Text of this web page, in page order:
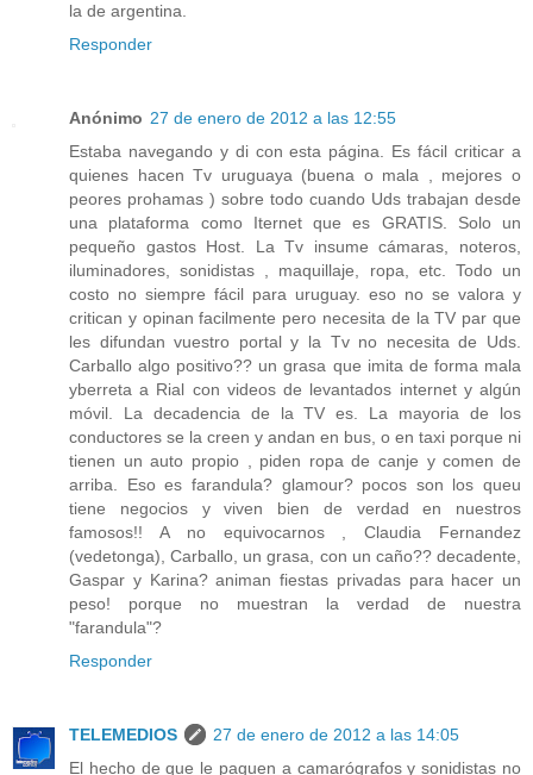
la de argentina.
Responder
Anónimo 27 de enero de 2012 a las 12:55
Estaba navegando y di con esta página. Es fácil criticar a
quienes hacen Tv uruguaya (buena o mala , mejores o
peores prohamas ) sobre todo cuando Uds trabajan desde
una plataforma como Iternet que es GRATIS. Solo un
pequeño gastos Host. La Tv insume cámaras, noteros,
iluminadores, sonidistas , maquillaje, ropa, etc. Todo un
costo no siempre fácil para uruguay. eso no se valora y
critican y opinan facilmente pero necesita de la TV par que
les difundan vuestro portal y la Tv no necesita de Uds.
Carballo algo positivo?? un grasa que imita de forma mala
yberreta a Rial con videos de levantados internet y algún
móvil. La decadencia de la TV es. La mayoria de los
conductores se la creen y andan en bus, o en taxi porque ni
tienen un auto propio , piden ropa de canje y comen de
arriba. Eso es farandula? glamour? pocos son los queu
tiene negocios y viven bien de verdad en nuestros
famosos!! A no equivocarnos , Claudia Fernandez
(vedetonga), Carballo, un grasa, con un caño?? decadente,
Gaspar y Karina? animan fiestas privadas para hacer un
peso! porque no muestran la verdad de nuestra
"farandula"?
Responder
TELEMEDIOS
27 de enero de 2012 a las 14:05
El hecho de que le paguen a camarógrafos y sonidistas no